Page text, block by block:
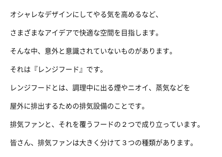
オシャレなデザインにしてやる気を高めるなど、
さまざまなアイデアで快適な空間を目指します。
そんな中、意外と意識されていないものがあります。
それは『レンジフード』です。
レンジフードとは、調理中に出る煙やニオイ、蒸気などを
屋外に排出するための排気設備のことです。
排気ファンと、それを覆うフードの２つで成り立っています。
皆さん、排気ファンは大きく分けて３つの種類があります。